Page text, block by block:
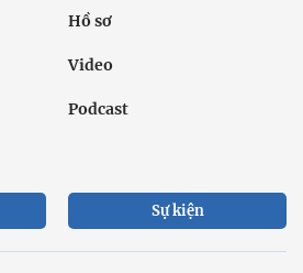
Hồ sơ
Video
Podcast
Sự kiện